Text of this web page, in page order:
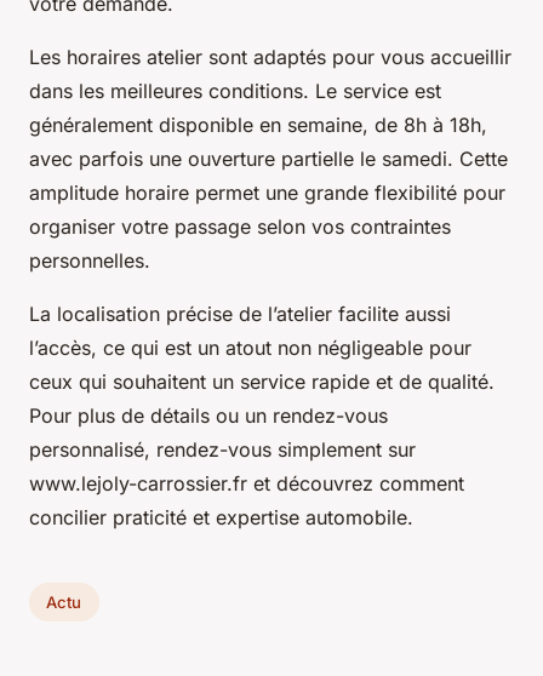
Les horaires atelier sont adaptés pour vous accueillir
dans les meilleures conditions. Le service est
généralement disponible en semaine, de 8h à 18h,
avec parfois une ouverture partielle le samedi. Cette
amplitude horaire permet une grande flexibilité pour
organiser votre passage selon vos contraintes
personnelles.
La localisation précise de l’atelier facilite aussi
l’accès, ce qui est un atout non négligeable pour
ceux qui souhaitent un service rapide et de qualité.
Pour plus de détails ou un rendez-vous
personnalisé, rendez-vous simplement sur
www.lejoly-carrossier.fr et découvrez comment
concilier praticité et expertise automobile.
Actu